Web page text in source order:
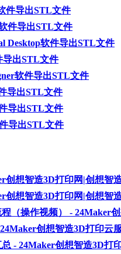
件导出STL文件
件导出STL文件
Desktop软件导出STL文件
导出STL文件
软件导出STL文件
导出STL文件
导出STL文件
导出STL文件
创想智造3D打印网|创想智
创想智造3D打印网|创想智
（操作视频） - 24Maker
创想智造3D打印云
- 24Maker创想智造3D打